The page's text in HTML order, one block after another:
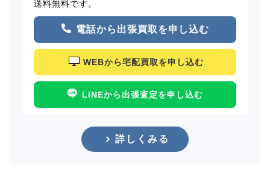
送料無料です。
電話から出張買取を申し込む
WEBから宅配買取を申し込む
LINEから出張査定を申し込む
詳しくみる